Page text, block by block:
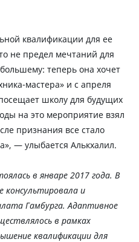
квалификации для ее
не предел мечтаний для
теперь она хочет
мастера» и с апреля
школу для будущих
на это мероприятие взял
признания все стало
— улыбается Алькхалил.
в январе 2017 года. В
консультировала и
Гамбурга. Адаптивное
в рамках
квалификации для